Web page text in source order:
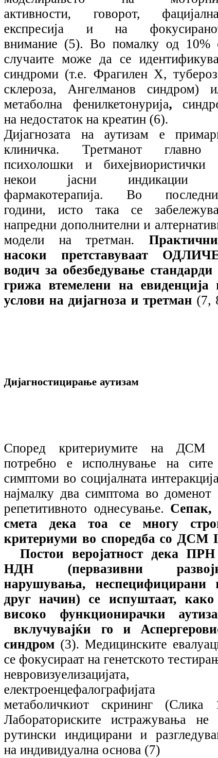
активности, говорот,
експресија и на
внимание (5). Во помалку од 10%
случаите може да се
синдроми (т.е. Фрагилен Х,
склероза, Ангелманов синдром)
метаболна фенилкетонурија,
на недостаток на креатин (6).
Дијагнозата на аутизам е
клиничка. Третманот
психолошки и бихејвиористички
некои јасни индикации
фармакотерапија. Во
години, исто така се
напредни дополнителни и
модели на третман.
насоки претставуваат
водич за обезбедување стандарди
грижа втемелени на евиденција
услови на дијагноза и третман (7,
Дијагностицирање аутизам
Според критериумите на ДСМ
потребно е исполнување на
симптоми во социјалната
најмалку два симптома во доменот
репетитивното однесување. Сепак,
смета дека тоа се многу
критериуми во споредба со ДСМ
Постои веројатност дека
НДН (первазивни
нарушувања, неспецифицирани
друг начин) се испуштаат,
високо функционирачки
вклучувајќи го и
синдром (3). Медицинските
се фокусираат на генетското
невровизуелизацијата,
метаболичкиот скрининг (Слика
Лабораториските истражувања не
рутински индицирани и
на индивидуална основа (7)